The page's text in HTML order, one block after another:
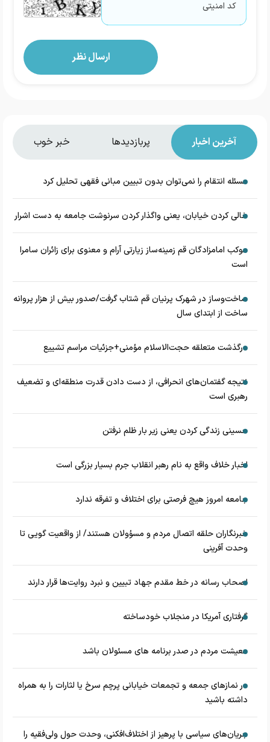
آخرین اخبار پربازدیدها خبر خوب
مسئله انتقام را نمی‌توان بدون تبیین مبانی فقهی تحلیل کرد
خالی کردن خیابان، یعنی واگذار کردن سرنوشت جامعه به دست اشرار
موکب امامزادگان قم زمینه‌ساز زیارتی آرام و معنوی برای زائران سامرا
است
ساخت‌وساز در شهرک پرنیان قم شتاب گرفت/صدور بیش از هزار پروانه
ساخت از ابتدای سال
درگذشت متعلقه حجت‌الاسلام مؤمنی+جزئیات مراسم تشییع
نتیجه گفتمان‌های انحرافی، از دست دادن قدرت منطقه‌ای و تضعیف
رهبری است
حسینی زندگی کردن یعنی زیر بار ظلم نرفتن
اخبار خلاف واقع به نام رهبر انقلاب جرم بسیار بزرگی است
جامعه امروز هیچ فرصتی برای اختلاف و تفرقه ندارد
خبرنگاران حلقه اتصال مردم و مسؤولان هستند/ از واقعیت گویی تا
وحدت آفرینی
اصحاب رسانه در خط مقدم جهاد تبیین و نبرد روایت‌ها قرار دارند
گرفتاری آمریکا در منجلاب خودساخته
معیشت مردم در صدر برنامه های مسئولان باشد
در نماز‌های جمعه و تجمعات خیابانی پرچم سرخ یا لثارات را به همراه
داشته باشید
جریان‌های سیاسی با پرهیز از اختلاف‌افکنی، وحدت حول ولی‌فقیه را